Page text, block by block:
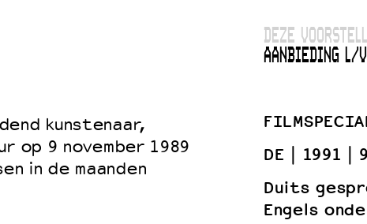
kunstenaar,
op 9 november 1989
in de maanden
DEZE
AANBIEDING L/
DE
1991
Duits
Engels